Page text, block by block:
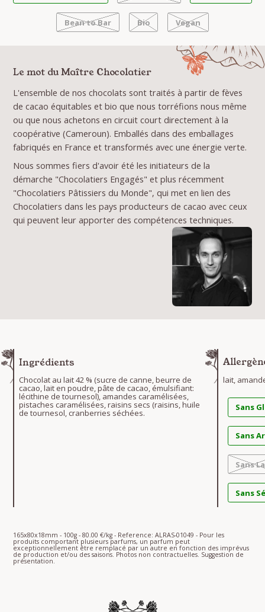
Bean to Bar Bio Vegan
Le mot du Maître Chocolatier
L'ensemble de nos chocolats sont traités à partir de fèves
de cacao équitables et bio que nous torréfions nous même
ou que nous achetons en circuit court directement à la
coopérative (Cameroun). Emballés dans des emballages
fabriqués en France et transformés avec une énergie verte.
Nous sommes fiers d'avoir été les initiateurs de la
démarche "Chocolatiers Engagés" et plus récemment
"Chocolatiers Pâtissiers du Monde", qui met en lien des
Chocolatiers dans les pays producteurs de cacao avec ceux
qui peuvent leur apporter des compétences techniques.
Ingrédients
Chocolat au lait 42 % (sucre de canne, beurre de
cacao, lait en poudre, pâte de cacao, émulsifiant:
lécithine de tournesol), amandes caramélisées,
pistaches caramélisées, raisins secs (raisins, huile
de tournesol, cranberries séchées.
lait,
Sans
Sans
Sans
Sans
165x80x18mm - 100g - 80.00 €/kg - Reference: ALRAS-01049 - Pour les
produits comportant plusieurs parfums, un parfum peut
exceptionnellement être remplacé par un autre en fonction des imprévus
de production et/ou des saisons. Photos non contractuelles. Suggestion de
présentation.